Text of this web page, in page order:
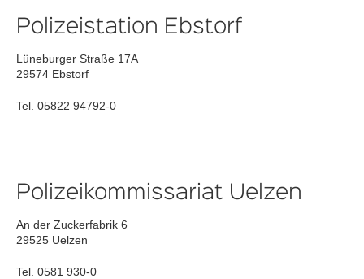
Polizeistation Ebstorf
Lüneburger Straße 17A
29574 Ebstorf
Tel. 05822 94792-0
Polizeikommissariat Uelzen
An der Zuckerfabrik 6
29525 Uelzen
Tel. 0581 930-0